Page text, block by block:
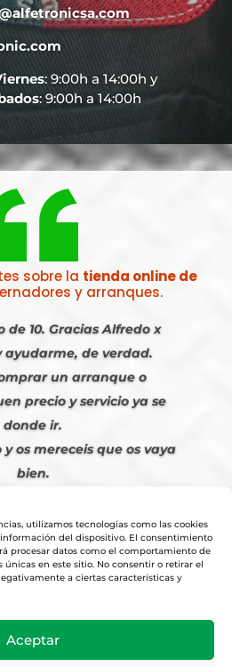
utilizamos tecnologías como las cookies
del dispositivo. El consentimiento
procesar datos como el comportamiento de
en este sitio. No consentir o retirar el
a ciertas características y
Aceptar
: 9:00h a 14:00h y
: 9:00h a 14:00h
sobre la tienda online de
y arranques.
de 10. Gracias Alfredo x
ayudarme, de verdad.
un arranque o
precio y servicio ya se
donde ir.
os mereceis que os vaya
bien.
Venta Online
Web,Agencia web-espana.es